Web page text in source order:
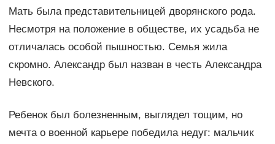
Мать была представительницей дворянского рода.
Несмотря на положение в обществе, их усадьба не
отличалась особой пышностью. Семья жила
скромно. Александр был назван в честь Александра
Невского.
Ребенок был болезненным, выглядел тощим, но
мечта о военной карьере победила недуг: мальчик